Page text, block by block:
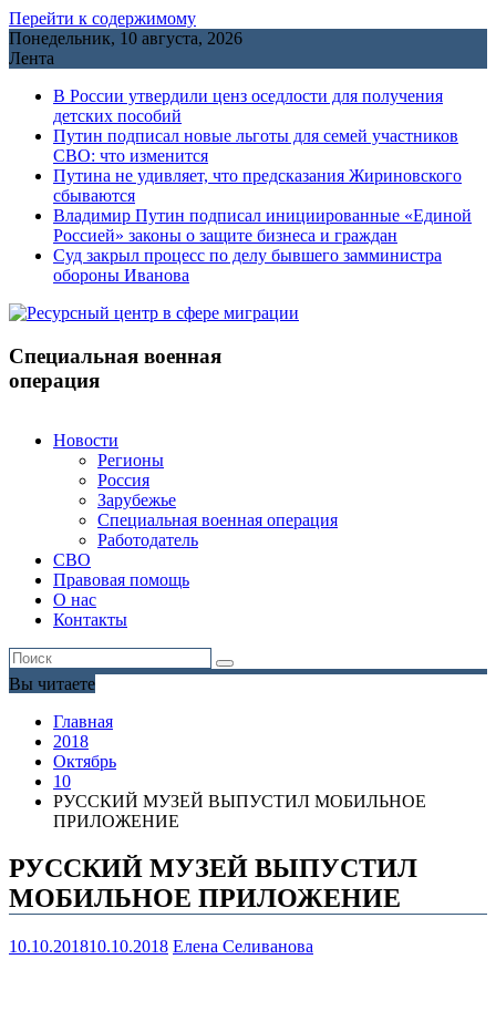
Перейти к содержимому
Понедельник, 10 августа, 2026
Лента
В России утвердили ценз оседлости для получения
детских пособий
Путин подписал новые льготы для семей участников
СВО: что изменится
Путина не удивляет, что предсказания Жириновского
сбываются
Владимир Путин подписал инициированные «Единой
Россией» законы о защите бизнеса и граждан
Cуд закрыл процесс по делу бывшего замминистра
обороны Иванова
Специальная военная
операция
Новости
Регионы
Россия
Зарубежье
Специальная военная операция
Работодатель
СВО
Правовая помощь
О нас
Контакты
Вы читаете
Главная
2018
Октябрь
10
РУССКИЙ МУЗЕЙ ВЫПУСТИЛ МОБИЛЬНОЕ
ПРИЛОЖЕНИЕ
РУССКИЙ МУЗЕЙ ВЫПУСТИЛ
МОБИЛЬНОЕ ПРИЛОЖЕНИЕ
10.10.201810.10.2018 Елена Селиванова